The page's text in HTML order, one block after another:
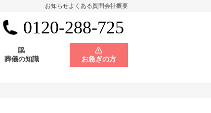
お知らせよくある質問会社概要
0120-288-725
葬儀の知識 お急ぎの方
会員制度
神奈川県